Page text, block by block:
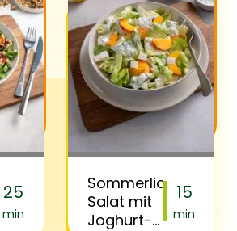
25
min
Sommerlicher
Salat mit
Joghurt-
15
min